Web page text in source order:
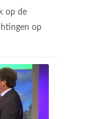
op de
op